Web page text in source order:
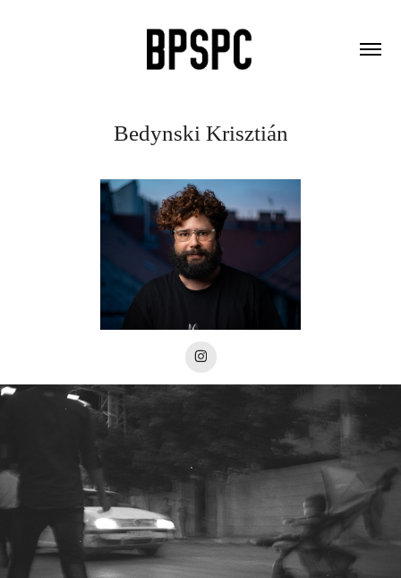
Bedynski Krisztián